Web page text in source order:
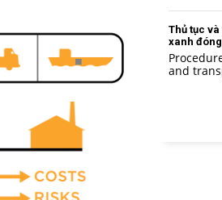
Thủ tục
xanh
and